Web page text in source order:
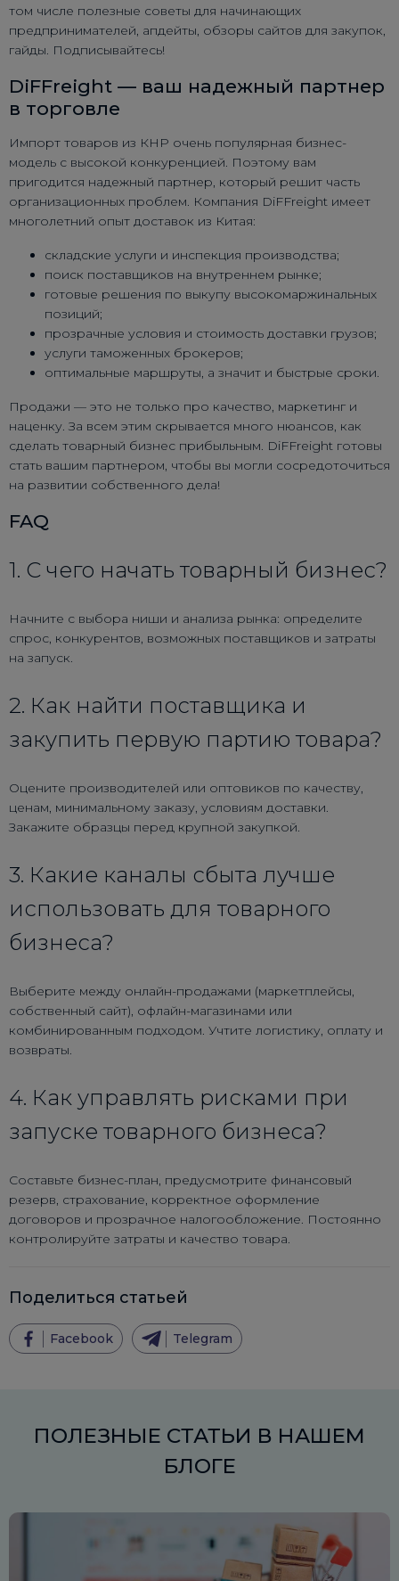
том числе полезные советы для начинающих
предпринимателей, апдейты, обзоры сайтов для закупок,
гайды. Подписывайтесь!
DiFFreight — ваш надежный партнер
в торговле
Импорт товаров из КНР очень популярная бизнес-
модель с высокой конкуренцией. Поэтому вам
пригодится надежный партнер, который решит часть
организационных проблем. Компания DiFFreight имеет
многолетний опыт доставок из Китая:
складские услуги и инспекция производства;
поиск поставщиков на внутреннем рынке;
готовые решения по выкупу высокомаржинальных
позиций;
прозрачные условия и стоимость доставки грузов;
услуги таможенных брокеров;
оптимальные маршруты, а значит и быстрые сроки.
Продажи — это не только про качество, маркетинг и
наценку. За всем этим скрывается много нюансов, как
сделать товарный бизнес прибыльным. DiFFreight готовы
стать вашим партнером, чтобы вы могли сосредоточиться
на развитии собственного дела!
FAQ
1. С чего начать товарный бизнес?
Начните с выбора ниши и анализа рынка: определите
спрос, конкурентов, возможных поставщиков и затраты
на запуск.
2. Как найти поставщика и
закупить первую партию товара?
Оцените производителей или оптовиков по качеству,
ценам, минимальному заказу, условиям доставки.
Закажите образцы перед крупной закупкой.
3. Какие каналы сбыта лучше
использовать для товарного
бизнеса?
Выберите между онлайн-продажами (маркетплейсы,
собственный сайт), офлайн-магазинами или
комбинированным подходом. Учтите логистику, оплату и
возвраты.
4. Как управлять рисками при
запуске товарного бизнеса?
Составьте бизнес-план, предусмотрите финансовый
резерв, страхование, корректное оформление
договоров и прозрачное налогообложение. Постоянно
контролируйте затраты и качество товара.
Поделиться статьей
Facebook Telegram
ПОЛЕЗНЫЕ СТАТЬИ В НАШЕМ
БЛОГЕ